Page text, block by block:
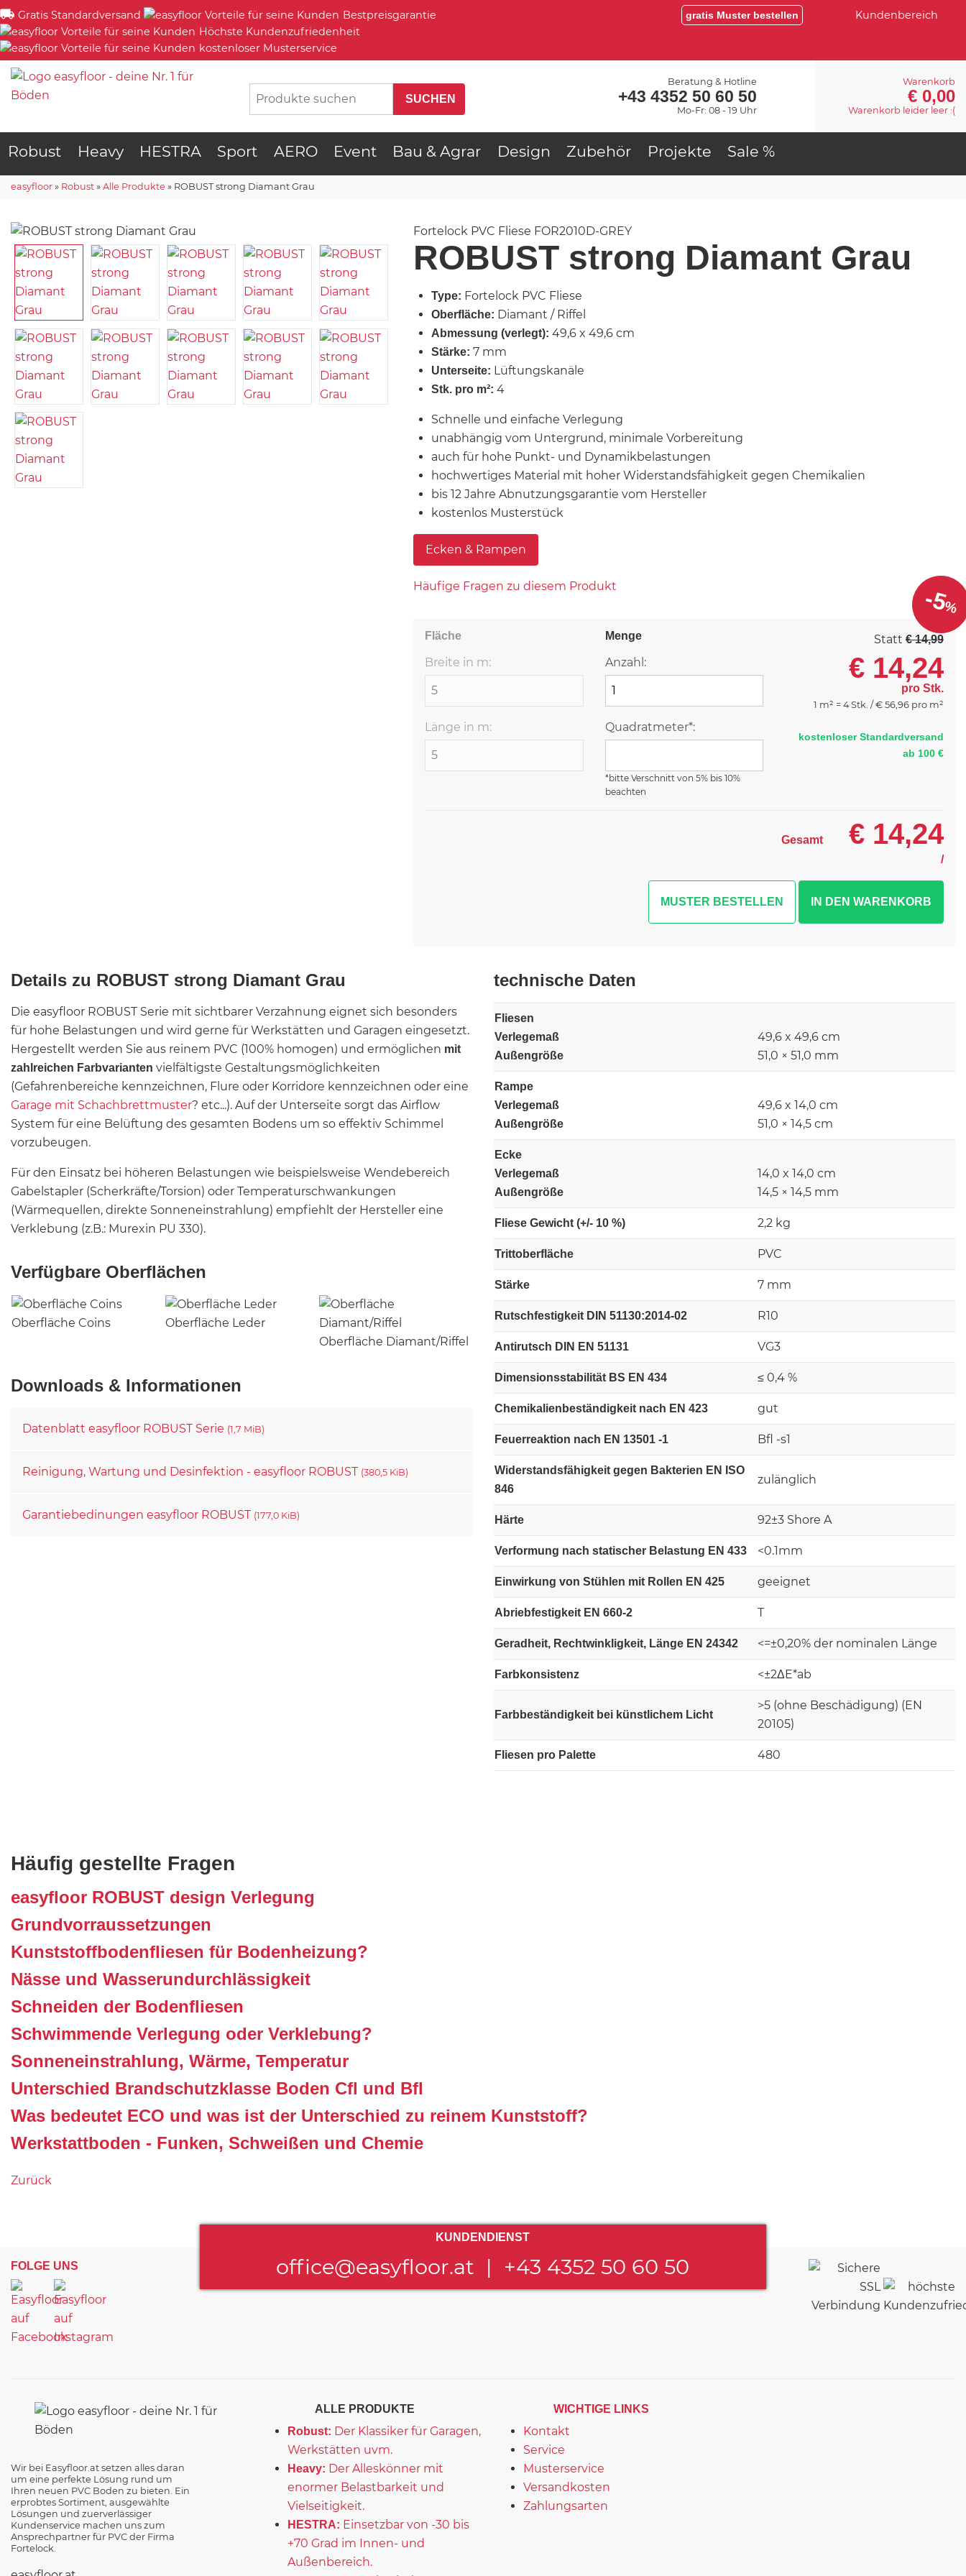
Gratis Standardversand
Bestpreisgarantie
Höchste Kundenzufriedenheit
kostenloser Musterservice
gratis Muster bestellen Kundenbereich
Beratung & Hotline
+43 4352 50 60 50
Mo-Fr: 08 - 19 Uhr
Warenkorb
€ 0,00
Warenkorb leider leer :(
Robust Heavy HESTRA Sport AERO Event Bau & Agrar Design Zubehör Projekte Sale %
easyfloor » Robust » Alle Produkte » ROBUST strong Diamant Grau
Fortelock PVC Fliese FOR2010D-GREY
ROBUST strong Diamant Grau
Type: Fortelock PVC Fliese
Oberfläche: Diamant / Riffel
Abmessung (verlegt): 49,6 x 49,6 cm
Stärke: 7 mm
Unterseite: Lüftungskanäle
Stk. pro m²: 4
Schnelle und einfache Verlegung
unabhängig vom Untergrund, minimale Vorbereitung
auch für hohe Punkt- und Dynamikbelastungen
hochwertiges Material mit hoher Widerstandsfähigkeit gegen Chemikalien
bis 12 Jahre Abnutzungsgarantie vom Hersteller
kostenlos Musterstück
Ecken & Rampen
Häufige Fragen zu diesem Produkt
Fläche
Breite in m:
Länge in m:
Menge
Anzahl:
Quadratmeter*:
*bitte Verschnitt von 5% bis 10%
beachten
-5%
Statt€ 14,99
€14,24
pro Stk.
1 m² = 4 Stk. / €56,96 pro m²
kostenloser Standardversand
ab 100 €
Gesamt €14,24
/
MUSTER BESTELLEN
Details zu ROBUST strong Diamant Grau
Die easyfloor ROBUST Serie mit sichtbarer Verzahnung eignet sich besonders
für hohe Belastungen und wird gerne für Werkstätten und Garagen eingesetzt.
Hergestellt werden Sie aus reinem PVC (100% homogen) und ermöglichen mit
zahlreichen Farbvarianten vielfältigste Gestaltungsmöglichkeiten
(Gefahrenbereiche kennzeichnen, Flure oder Korridore kennzeichnen oder eine
Garage mit Schachbrettmuster? etc...). Auf der Unterseite sorgt das Airflow
System für eine Belüftung des gesamten Bodens um so effektiv Schimmel
vorzubeugen.
Für den Einsatz bei höheren Belastungen wie beispielsweise Wendebereich
Gabelstapler (Scherkräfte/Torsion) oder Temperaturschwankungen
(Wärmequellen, direkte Sonneneinstrahlung) empfiehlt der Hersteller eine
Verklebung (z.B.: Murexin PU 330).
Verfügbare Oberflächen
Oberfläche Coins
Oberfläche Leder
Oberfläche Diamant/Riffel
Downloads & Informationen
Datenblatt easyfloor ROBUST Serie (1,7 MiB)
Reinigung, Wartung und Desinfektion - easyfloor ROBUST (380,5 KiB)
Garantiebedinungen easyfloor ROBUST (177,0 KiB)
technische Daten
Fliesen
Verlegemaß
Außengröße
49,6 x 49,6 cm
51,0 × 51,0 mm
Rampe
Verlegemaß
Außengröße
49,6 x 14,0 cm
51,0 × 14,5 cm
Ecke
Verlegemaß
Außengröße
14,0 x 14,0 cm
14,5 × 14,5 mm
Fliese Gewicht (+/- 10 %) 2,2 kg
Trittoberfläche PVC
Stärke 7 mm
Rutschfestigkeit DIN 51130:2014-02 R10
Antirutsch DIN EN 51131 VG3
Dimensionsstabilität BS EN 434 ≤ 0,4 %
Chemikalienbeständigkeit nach EN 423 gut
Feuerreaktion nach EN 13501 -1 Bfl -s1
Widerstandsfähigkeit gegen Bakterien EN ISO
846
zulänglich
Härte 92±3 Shore A
Verformung nach statischer Belastung EN 433 <0.1mm
Einwirkung von Stühlen mit Rollen EN 425 geeignet
Abriebfestigkeit EN 660-2 T
Geradheit, Rechtwinkligkeit, Länge EN 24342 <=±0,20% der nominalen Länge
Farbkonsistenz <±2ΔE*ab
Farbbeständigkeit bei künstlichem Licht
>5 (ohne Beschädigung) (EN
20105)
Fliesen pro Palette 480
Häufig gestellte Fragen
easyfloor ROBUST design Verlegung
Grundvorraussetzungen
Kunststoffbodenfliesen für Bodenheizung?
Nässe und Wasserundurchlässigkeit
Schneiden der Bodenfliesen
Schwimmende Verlegung oder Verklebung?
Sonneneinstrahlung, Wärme, Temperatur
Unterschied Brandschutzklasse Boden Cfl und Bfl
Was bedeutet ECO und was ist der Unterschied zu reinem Kunststoff?
Werkstattboden - Funken, Schweißen und Chemie
Zurück
FOLGE UNS
KUNDENDIENST
office@easyfloor.at | +43 4352 50 60 50
Wir bei Easyfloor.at setzen alles daran
um eine perfekte Lösung rund um
Ihren neuen PVC Boden zu bieten. Ein
erprobtes Sortiment, ausgewählte
Lösungen und zuerverlässiger
Kundenservice machen uns zum
Ansprechpartner für PVC der Firma
Fortelock.
ALLE PRODUKTE
Robust: Der Klassiker für Garagen,
Werkstätten uvm.
Heavy: Der Alleskönner mit
enormer Belastbarkeit und
Vielseitigkeit.
HESTRA: Einsetzbar von -30 bis
+70 Grad im Innen- und
Außenbereich.
WICHTIGE LINKS
Kontakt
Service
Musterservice
Versandkosten
Zahlungsarten